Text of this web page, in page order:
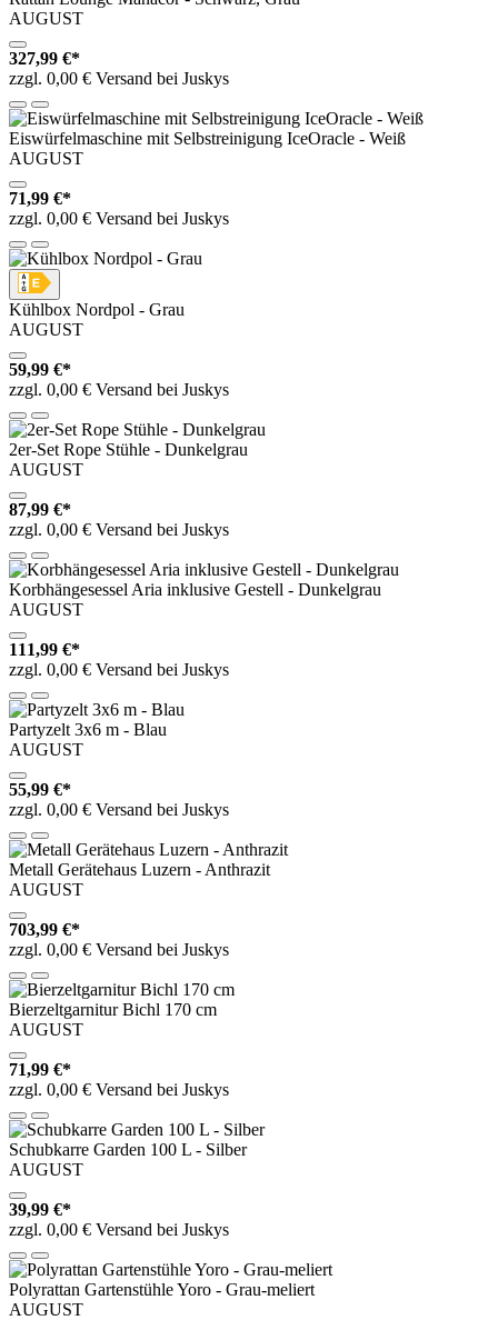
AUGUST
327,99 €*
zzgl. 0,00 € Versand bei Juskys
Eiswürfelmaschine mit Selbstreinigung IceOracle - Weiß
AUGUST
71,99 €*
zzgl. 0,00 € Versand bei Juskys
Kühlbox Nordpol - Grau
AUGUST
59,99 €*
zzgl. 0,00 € Versand bei Juskys
2er-Set Rope Stühle - Dunkelgrau
AUGUST
87,99 €*
zzgl. 0,00 € Versand bei Juskys
Korbhängesessel Aria inklusive Gestell - Dunkelgrau
AUGUST
111,99 €*
zzgl. 0,00 € Versand bei Juskys
Partyzelt 3x6 m - Blau
AUGUST
55,99 €*
zzgl. 0,00 € Versand bei Juskys
Metall Gerätehaus Luzern - Anthrazit
AUGUST
703,99 €*
zzgl. 0,00 € Versand bei Juskys
Bierzeltgarnitur Bichl 170 cm
AUGUST
71,99 €*
zzgl. 0,00 € Versand bei Juskys
Schubkarre Garden 100 L - Silber
AUGUST
39,99 €*
zzgl. 0,00 € Versand bei Juskys
Polyrattan Gartenstühle Yoro - Grau-meliert
AUGUST